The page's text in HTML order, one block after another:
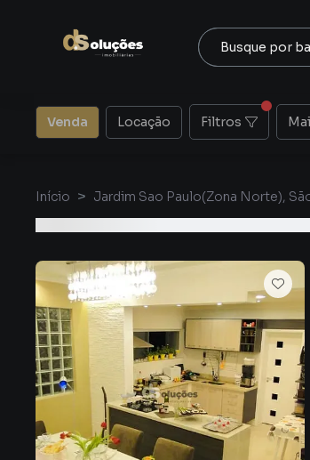
Venda Locação Filtros
Início Jardim Sao Paulo(Zona Norte),